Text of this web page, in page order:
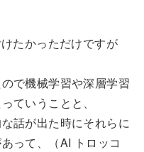
たかっただけですが
で機械学習や深層学習
ていうことと、
話が出た時にそれらに
って、（AI トロッコ